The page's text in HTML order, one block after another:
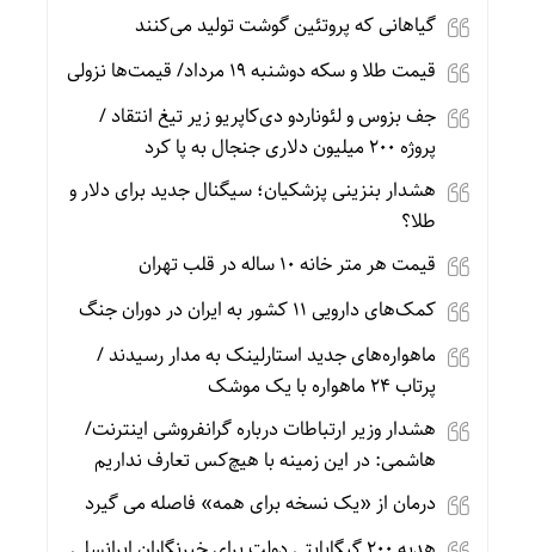
گیاهانی که پروتئین گوشت تولید می‌کنند
قیمت طلا و سکه دوشنبه 19 مرداد/ قیمت‌ها نزولی
جف بزوس و لئوناردو دی‌کاپریو زیر تیغ انتقاد /
پروژه ۲۰۰ میلیون دلاری جنجال به پا کرد
هشدار بنزینی پزشکیان؛ سیگنال جدید برای دلار و
طلا؟
قیمت هر متر خانه ۱۰ ساله در قلب تهران
کمک‌های دارویی ۱۱ کشور به ایران در دوران جنگ
ماهواره‌های جدید استارلینک به مدار رسیدند /
پرتاب ۲۴ ماهواره با یک موشک
هشدار وزیر ارتباطات درباره گرانفروشی اینترنت/
هاشمی: در این زمینه با هیچ‌کس تعارف نداریم
درمان از «یک نسخه برای همه» فاصله می گیرد